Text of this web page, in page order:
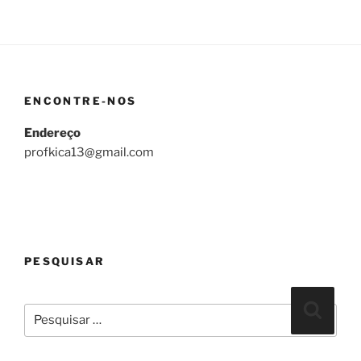
ENCONTRE-NOS
Endereço
profkica13@gmail.com
PESQUISAR
Pesquisar
por: